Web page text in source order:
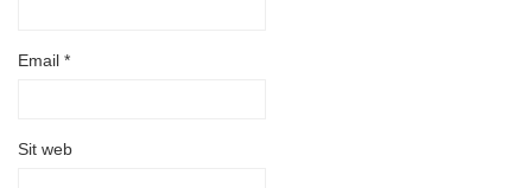
Email *
Sit web